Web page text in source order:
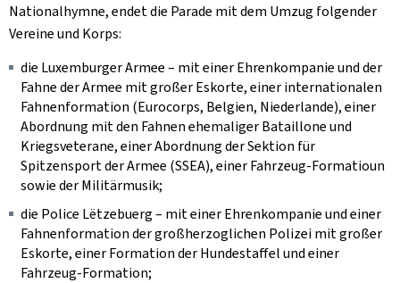
Nationalhymne, endet die Parade mit dem Umzug folgender
Vereine und Korps:
die Luxemburger Armee – mit einer Ehrenkompanie und der
Fahne der Armee mit großer Eskorte, einer internationalen
Fahnenformation (Eurocorps, Belgien, Niederlande), einer
Abordnung mit den Fahnen ehemaliger Bataillone und
Kriegsveterane, einer Abordnung der Sektion für
Spitzensport der Armee (SSEA), einer Fahrzeug-Formatioun
sowie der Militärmusik;
die Police Lëtzebuerg– mit einer Ehrenkompanie und einer
Fahnenformation der großherzoglichen Polizei mit großer
Eskorte, einer Formation der Hundestaffel und einer
Fahrzeug-Formation;